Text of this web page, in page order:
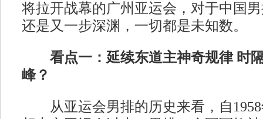
将拉开战幕的广州亚运会，对于中国
还是又一步深渊，一切都是未知数。
看点一：延续东道主神奇规律 时
峰？
从亚运会男排的历史来看，自1958